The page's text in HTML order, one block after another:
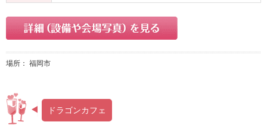
場所： 福岡市
ドラゴンカフェ